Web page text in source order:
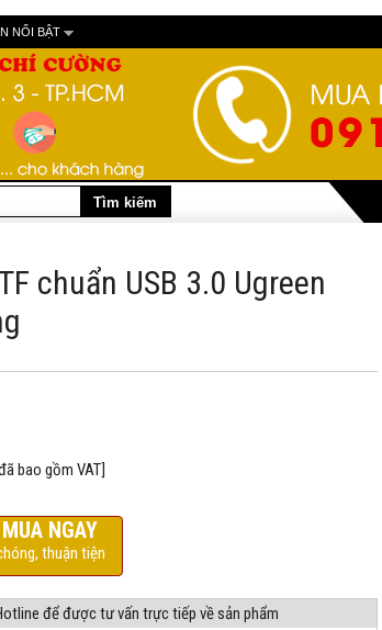
NỔI BẬT
chuẩn USB 3.0 Ugreen
bao gồm VAT]
NGAY
thuận tiện
để được tư vấn trực tiếp về sản phẩm